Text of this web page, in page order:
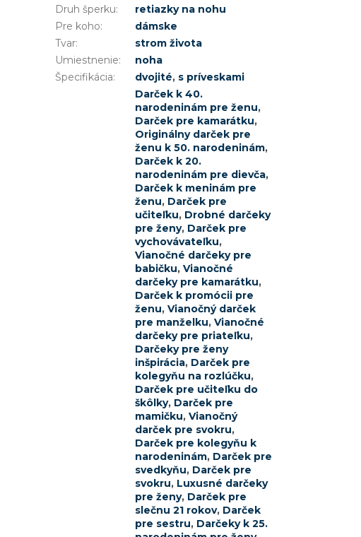
Druh šperku:
retiazky na nohu
Pre koho:
dámske
Tvar:
strom života
Umiestnenie:
noha
Špecifikácia: dvojité, s príveskami
Darček k 40.
narodeninám pre ženu,
Darček pre kamarátku,
Originálny darček pre
ženu k 50. narodeninám,
Darček k 20.
narodeninám pre dievča,
Darček k meninám pre
ženu, Darček pre
učiteľku, Drobné darčeky
pre ženy, Darček pre
vychovávateľku,
Vianočné darčeky pre
babičku, Vianočné
darčeky pre kamarátku,
Darček k promócii pre
ženu, Vianočný darček
pre manželku, Vianočné
darčeky pre priateľku,
Darčeky pre ženy
inšpirácia, Darček pre
kolegyňu na rozlúčku,
Darček pre učiteľku do
škôlky, Darček pre
mamičku, Vianočný
darček pre svokru,
Darček pre kolegyňu k
narodeninám, Darček pre
svedkyňu, Darček pre
svokru, Luxusné darčeky
pre ženy, Darček pre
slečnu 21 rokov, Darček
pre sestru, Darčeky k 25.